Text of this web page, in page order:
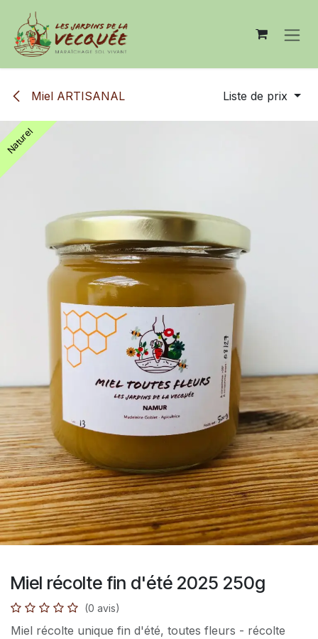
Se rendre au contenu
Miel ARTISANAL Liste de prix
Naturel
Miel récolte fin d'été 2025 250g
(0 avis)
Miel récolte unique fin d'été, toutes fleurs - récolte